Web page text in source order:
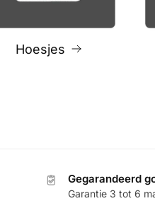
Hoesjes
Gegarandeerd
Garantie 3 tot 6